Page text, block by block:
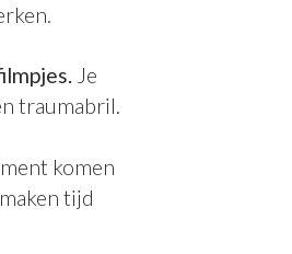
Je
traumabril.
komen
tijd